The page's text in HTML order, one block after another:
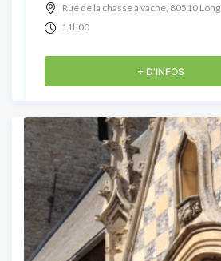
Rue de la chasse à vache, 80510 Long
11h00
+ D'INFOS